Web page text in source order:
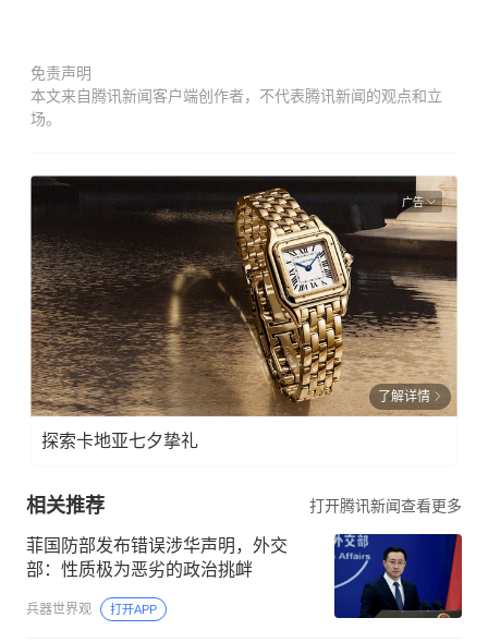
免责声明
本文来自腾讯新闻客户端创作者，不代表腾讯新闻的观点和立
场。
广告
了解详情
探索卡地亚七夕挚礼
相关推荐 打开腾讯新闻查看更多
菲国防部发布错误涉华声明，外交
部：性质极为恶劣的政治挑衅
兵器世界观 打开APP